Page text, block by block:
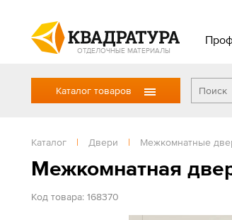
ОТДЕЛОЧНЫЕ МАТЕРИАЛЫ
Каталог товаров
Каталог | Двери | Межкомнатные
Межкомнатная
Код товара: 168370